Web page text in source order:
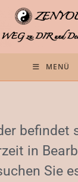
MENÜ
befindet
in
Sie